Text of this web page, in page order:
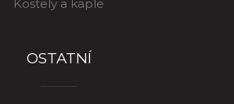
Kostely a kaple
OSTATNÍ